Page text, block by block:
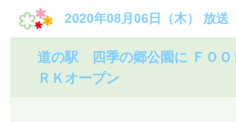
2020年08月06日（木） 放送
道の駅 四季の郷公園に ＦＯＯ
ＲＫオープン